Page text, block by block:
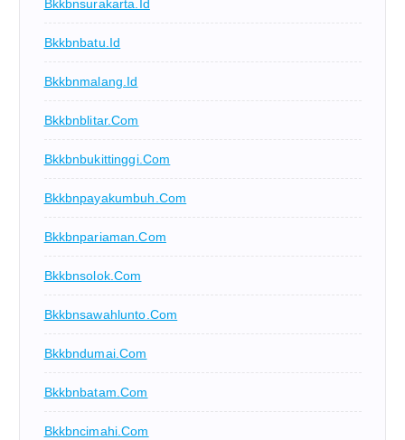
Bkkbnsurakarta.id
Bkkbnbatu.id
Bkkbnmalang.id
Bkkbnblitar.com
Bkkbnbukittinggi.com
Bkkbnpayakumbuh.com
Bkkbnpariaman.com
Bkkbnsolok.com
Bkkbnsawahlunto.com
Bkkbndumai.com
Bkkbnbatam.com
Bkkbncimahi.com